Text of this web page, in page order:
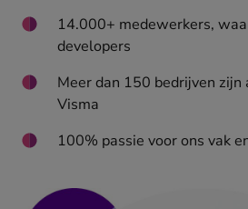
14.000+ medewerkers,
developers
Meer dan 150 bedrijven zijn
Visma
100% passie voor ons vak